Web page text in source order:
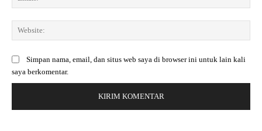
t
a
:
*
m
a
le
:
Simpan nama, email, dan situs web saya di browser ini untuk lain kali
saya berkomentar.